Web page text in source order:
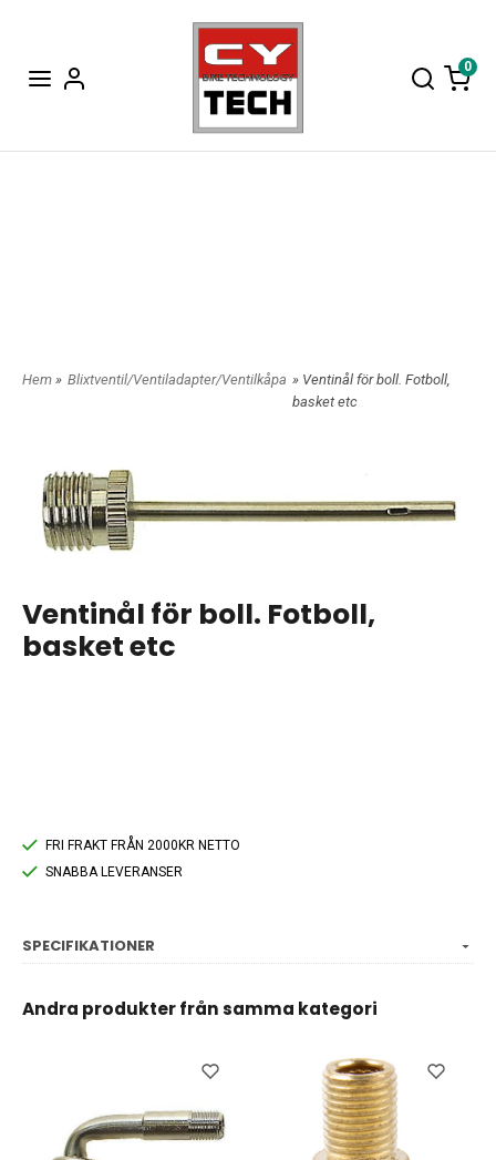
0
Hem » Blixtventil/Ventiladapter/Ventilkåpa » Ventinål för boll. Fotboll,
basket etc
Ventinål för boll. Fotboll,
basket etc
FRI FRAKT FRÅN 2000KR NETTO
SNABBA LEVERANSER
SPECIFIKATIONER
Andra produkter från samma kategori